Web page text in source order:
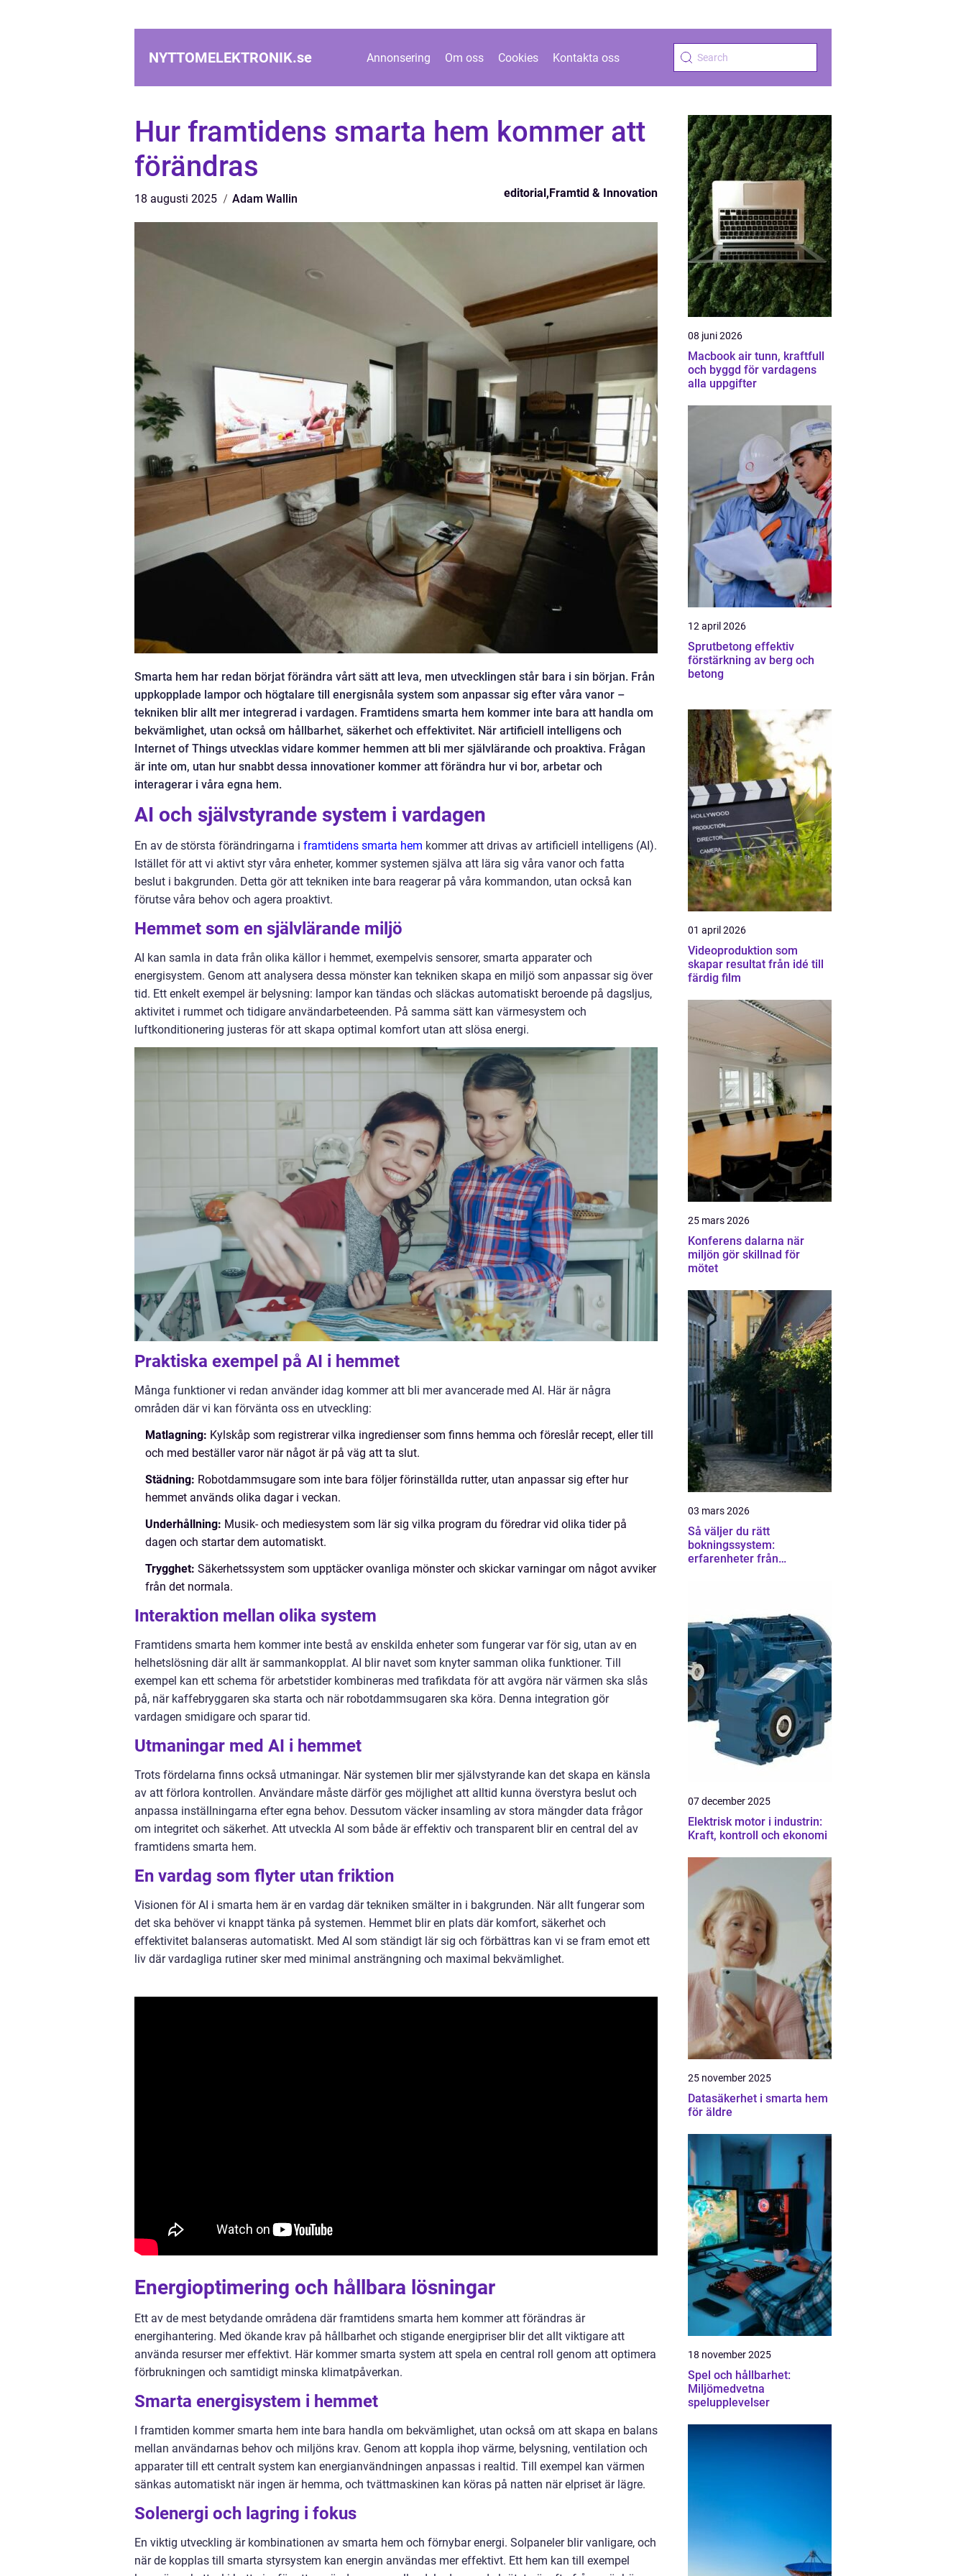
NYTTOMELEKTRONIK.se Annonsering Om oss Cookies Kontakta oss
Hur framtidens smarta hem kommer att
förändras
18 augusti 2025 Adam Wallin editorial,Framtid & Innovation
Smarta hem har redan börjat förändra vårt sätt att leva, men utvecklingen står bara i sin början. Från
uppkopplade lampor och högtalare till energisnåla system som anpassar sig efter våra vanor –
tekniken blir allt mer integrerad i vardagen. Framtidens smarta hem kommer inte bara att handla om
bekvämlighet, utan också om hållbarhet, säkerhet och effektivitet. När artificiell intelligens och
Internet of Things utvecklas vidare kommer hemmen att bli mer självlärande och proaktiva. Frågan
är inte om, utan hur snabbt dessa innovationer kommer att förändra hur vi bor, arbetar och
interagerar i våra egna hem.
AI och självstyrande system i vardagen
En av de största förändringarna i framtidens smarta hem kommer att drivas av artificiell intelligens (AI).
Istället för att vi aktivt styr våra enheter, kommer systemen själva att lära sig våra vanor och fatta
beslut i bakgrunden. Detta gör att tekniken inte bara reagerar på våra kommandon, utan också kan
förutse våra behov och agera proaktivt.
Hemmet som en självlärande miljö
AI kan samla in data från olika källor i hemmet, exempelvis sensorer, smarta apparater och
energisystem. Genom att analysera dessa mönster kan tekniken skapa en miljö som anpassar sig över
tid. Ett enkelt exempel är belysning: lampor kan tändas och släckas automatiskt beroende på dagsljus,
aktivitet i rummet och tidigare användarbeteenden. På samma sätt kan värmesystem och
luftkonditionering justeras för att skapa optimal komfort utan att slösa energi.
Praktiska exempel på AI i hemmet
Många funktioner vi redan använder idag kommer att bli mer avancerade med AI. Här är några
områden där vi kan förvänta oss en utveckling:
Matlagning: Kylskåp som registrerar vilka ingredienser som finns hemma och föreslår recept, eller till
och med beställer varor när något är på väg att ta slut.
Städning: Robotdammsugare som inte bara följer förinställda rutter, utan anpassar sig efter hur
hemmet används olika dagar i veckan.
Underhållning: Musik- och mediesystem som lär sig vilka program du föredrar vid olika tider på
dagen och startar dem automatiskt.
Trygghet: Säkerhetssystem som upptäcker ovanliga mönster och skickar varningar om något avviker
från det normala.
Interaktion mellan olika system
Framtidens smarta hem kommer inte bestå av enskilda enheter som fungerar var för sig, utan av en
helhetslösning där allt är sammankopplat. AI blir navet som knyter samman olika funktioner. Till
exempel kan ett schema för arbetstider kombineras med trafikdata för att avgöra när värmen ska slås
på, när kaffebryggaren ska starta och när robotdammsugaren ska köra. Denna integration gör
vardagen smidigare och sparar tid.
Utmaningar med AI i hemmet
Trots fördelarna finns också utmaningar. När systemen blir mer självstyrande kan det skapa en känsla
av att förlora kontrollen. Användare måste därför ges möjlighet att alltid kunna överstyra beslut och
anpassa inställningarna efter egna behov. Dessutom väcker insamling av stora mängder data frågor
om integritet och säkerhet. Att utveckla AI som både är effektiv och transparent blir en central del av
framtidens smarta hem.
En vardag som flyter utan friktion
Visionen för AI i smarta hem är en vardag där tekniken smälter in i bakgrunden. När allt fungerar som
det ska behöver vi knappt tänka på systemen. Hemmet blir en plats där komfort, säkerhet och
effektivitet balanseras automatiskt. Med AI som ständigt lär sig och förbättras kan vi se fram emot ett
liv där vardagliga rutiner sker med minimal ansträngning och maximal bekvämlighet.
Energioptimering och hållbara lösningar
Ett av de mest betydande områdena där framtidens smarta hem kommer att förändras är
energihantering. Med ökande krav på hållbarhet och stigande energipriser blir det allt viktigare att
använda resurser mer effektivt. Här kommer smarta system att spela en central roll genom att optimera
förbrukningen och samtidigt minska klimatpåverkan.
Smarta energisystem i hemmet
I framtiden kommer smarta hem inte bara handla om bekvämlighet, utan också om att skapa en balans
mellan användarnas behov och miljöns krav. Genom att koppla ihop värme, belysning, ventilation och
apparater till ett centralt system kan energianvändningen anpassas i realtid. Till exempel kan värmen
sänkas automatiskt när ingen är hemma, och tvättmaskinen kan köras på natten när elpriset är lägre.
Solenergi och lagring i fokus
En viktig utveckling är kombinationen av smarta hem och förnybar energi. Solpaneler blir vanligare, och
när de kopplas till smarta styrsystem kan energin användas mer effektivt. Ett hem kan till exempel
08 juni 2026
Macbook air tunn, kraftfull
och byggd för vardagens
alla uppgifter
12 april 2026
Sprutbetong effektiv
förstärkning av berg och
betong
01 april 2026
Videoproduktion som
skapar resultat från idé till
färdig film
25 mars 2026
Konferens dalarna när
miljön gör skillnad för
mötet
03 mars 2026
Så väljer du rätt
bokningssystem:
erfarenheter från
07 december 2025
Elektrisk motor i industrin:
Kraft, kontroll och ekonomi
25 november 2025
Datasäkerhet i smarta hem
för äldre
18 november 2025
Spel och hållbarhet:
Miljömedvetna
spelupplevelser